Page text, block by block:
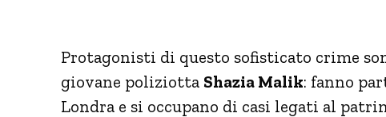
Protagonisti di questo sofisticato crime
giovane poliziotta Shazia Malik: fanno
Londra e si occupano di casi legati al